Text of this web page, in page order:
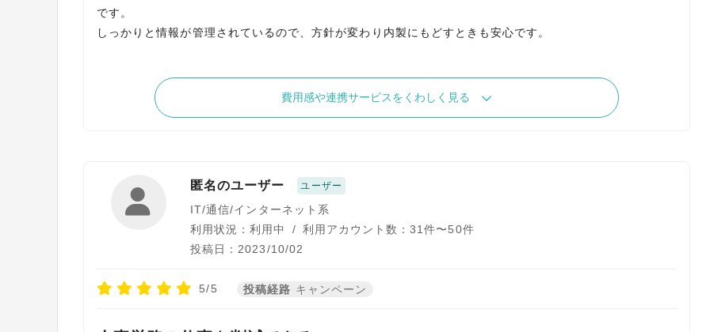
です。
しっかりと情報が管理されているので、方針が変わり内製にもどすときも安心です。
費用感や連携サービスをくわしく見る
匿名のユーザー ユーザー
IT/通信/インターネット系
利用状況：利用中
/ 利用アカウント数：31件〜50件
投稿日：2023/10/02
5/5 投稿経路 キャンペーン